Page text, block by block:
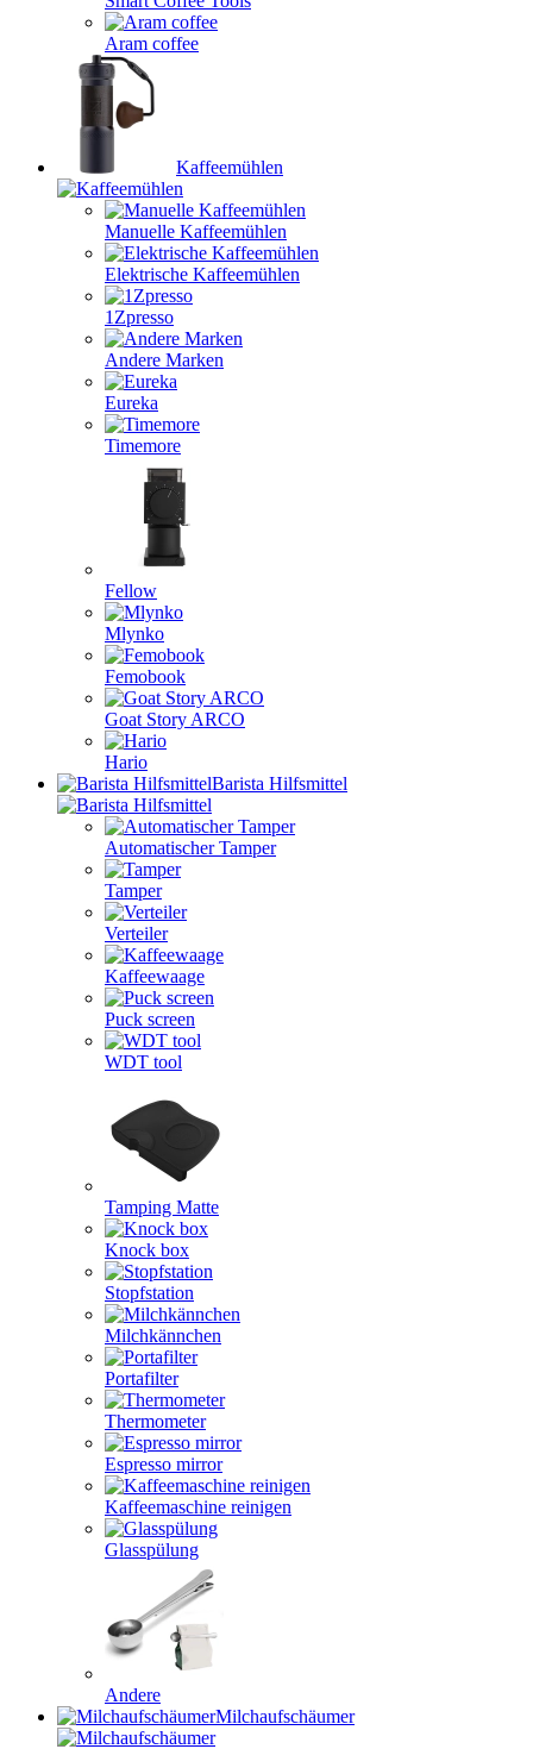
Aram coffee
Kaffeemühlen
Manuelle Kaffeemühlen
Elektrische Kaffeemühlen
1Zpresso
Andere Marken
Eureka
Timemore
Fellow
Mlynko
Femobook
Goat Story ARCO
Hario
Barista Hilfsmittel
Automatischer Tamper
Tamper
Verteiler
Kaffeewaage
Puck screen
WDT tool
Tamping Matte
Knock box
Stopfstation
Milchkännchen
Portafilter
Thermometer
Espresso mirror
Kaffeemaschine reinigen
Glasspülung
Andere
Milchaufschäumer